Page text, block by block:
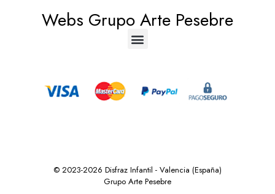
Webs Grupo Arte Pesebre
© 2023-2026 Disfraz Infantil - Valencia (España)
Grupo Arte Pesebre